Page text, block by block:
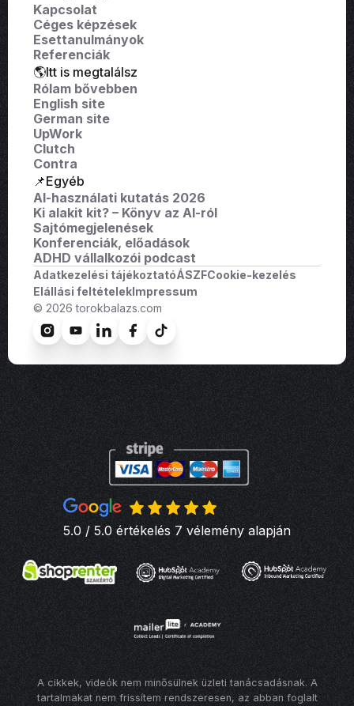
Kapcsolat
Céges képzések
Esettanulmányok
Referenciák
🌎Itt is megtalálsz
Rólam bővebben
English site
German site
UpWork
Clutch
Contra
📌Egyéb
AI-használati kutatás 2026
Ki alakit kit? – Könyv az AI-ról
Sajtómegjelenések
Konferenciák, előadások
ADHD vállalkozói podcast
Adatkezelési tájékoztatóÁSZFCookie-kezelés
Elállási feltételekImpressum
© 2026 torokbalazs.com
5.0 / 5.0 értékelés 7 vélemény alapján
A cikkek, videók nem minősülnek üzleti tanácsadásnak. A
tartalmakat nem frissítem rendszeresen, az abban foglalt